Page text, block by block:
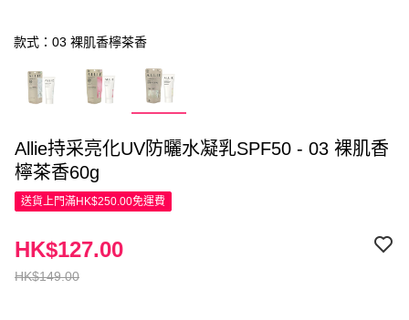
款式：03 裸肌香檸茶香
Allie持采亮化UV防曬水凝乳SPF50 - 03 裸肌香
檸茶香60g
送貨上門滿HK$250.00免運費
HK$149.00
HK$127.00